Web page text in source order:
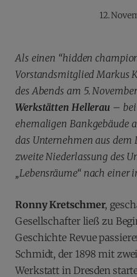
12.
Als einen “hidden
Vorstandsmitglied Markus
des Abends am 5.
Werkstätten Hellerau – bei
ehemaligen Bankgebäude
das Unternehmen aus dem
zweite Niederlassung des
„Lebensräume“ nach einer
Ronny Kretschmer,
Gesellschafter ließ zu
Geschichte Revue
Schmidt, der 1898 mit
Werkstatt in Dresden